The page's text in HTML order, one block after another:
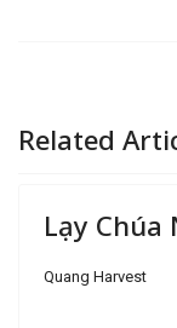
Related
Lạy Chúa
Quang Harvest